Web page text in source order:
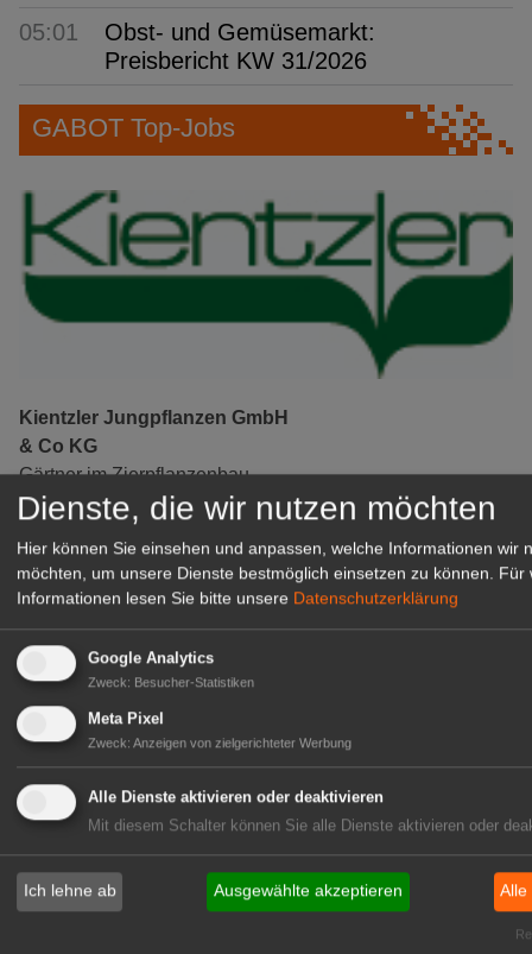
05:01
Obst- und Gemüsemarkt:
Preisbericht KW 31/2026
GABOT Top-Jobs
Kientzler Jungpflanzen GmbH
& Co KG
Gärtner im Zierpflanzenbau
(Geselle/Meister/Techniker)
Gensingen
zur Stellenanzeige
Dienste, die wir nutzen möchten
Hier können Sie einsehen und anpassen, welche Informationen wir
möchten, um unsere Dienste bestmöglich einsetzen zu können. Für
Informationen lesen Sie bitte unsere Datenschutzerklärung
Google Analytics
Zweck: Besucher-Statistiken
Meta Pixel
Zweck: Anzeigen von zielgerichteter Werbung
Alle Dienste aktivieren oder deaktivieren
Mit diesem Schalter können Sie alle Dienste aktivieren oder
Ich lehne ab Ausgewählte akzeptieren Alle